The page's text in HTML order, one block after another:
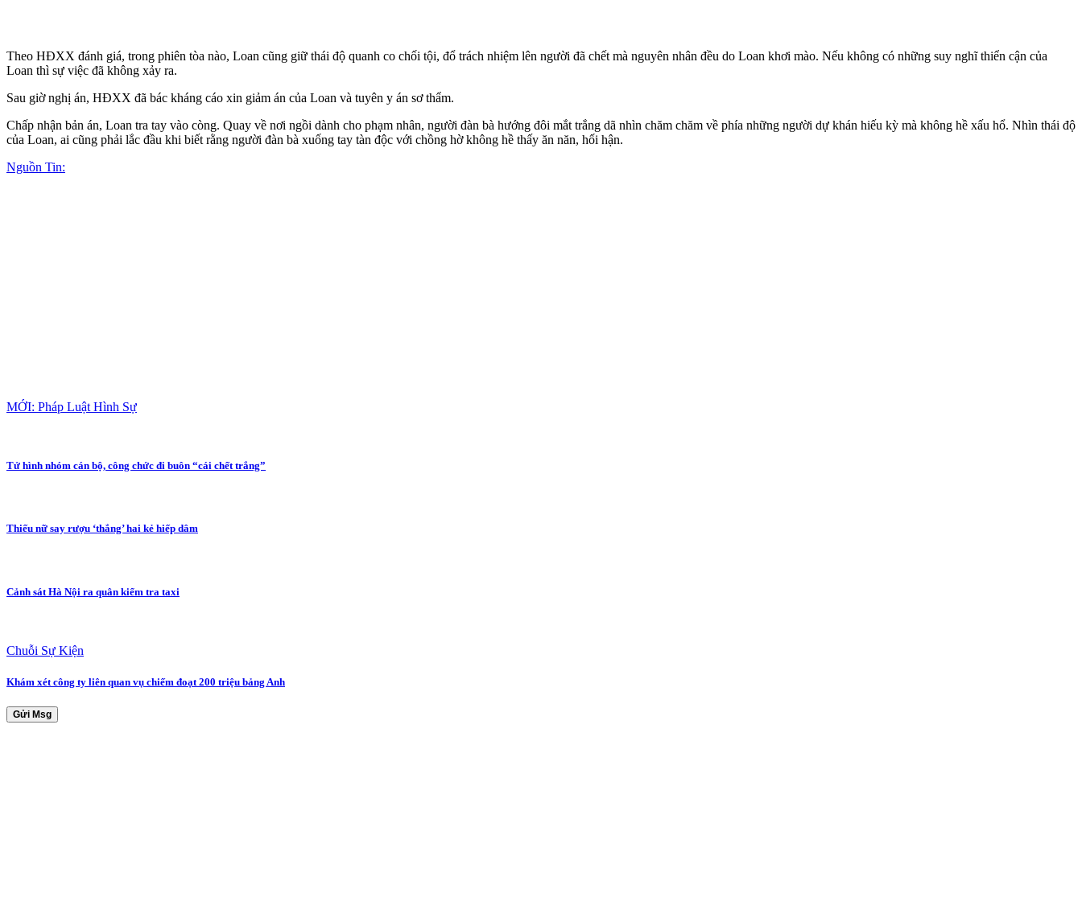
Theo HĐXX đánh giá, trong phiên tòa nào, Loan cũng giữ thái độ quanh co chối tội, đổ trách nhiệm lên người đã chết mà nguyên nhân đều do Loan khơi mào. Nếu không có những suy nghĩ thiển cận của
Loan thì sự việc đã không xảy ra.
Sau giờ nghị án, HĐXX đã bác kháng cáo xin giảm án của Loan và tuyên y án sơ thẩm.
Chấp nhận bản án, Loan tra tay vào còng. Quay về nơi ngồi dành cho phạm nhân, người đàn bà hướng đôi mắt trắng dã nhìn chăm chăm về phía những người dự khán hiếu kỳ mà không hề xấu hổ. Nhìn thái độ
của Loan, ai cũng phải lắc đầu khi biết rằng người đàn bà xuống tay tàn độc với chồng hờ không hề thấy ăn năn, hối hận.
Nguồn Tin:
MỚI: Pháp Luật Hình Sự
Tử hình nhóm cán bộ, công chức đi buôn “cái chết trắng”
Thiếu nữ say rượu ‘thắng’ hai kẻ hiếp dâm
Cảnh sát Hà Nội ra quân kiểm tra taxi
Chuỗi Sự Kiện
Khám xét công ty liên quan vụ chiếm đoạt 200 triệu bảng Anh
Gửi Msg